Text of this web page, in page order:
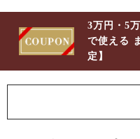
3万円・5
で使える
定】